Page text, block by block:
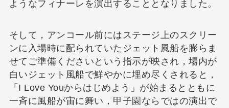
ようなフィナーレを演出することとなりました。
そして，アンコール前にはステージ上のスクリー
ンに入場時に配られていたジェット風船を膨らま
せてご準備くださいという指示が映され，場内が
白いジェット風船で鮮やかに埋め尽くされると，
「I Love Youからはじめよう」が始まるとともに
一斉に風船が宙に舞い，甲子園ならではの演出で